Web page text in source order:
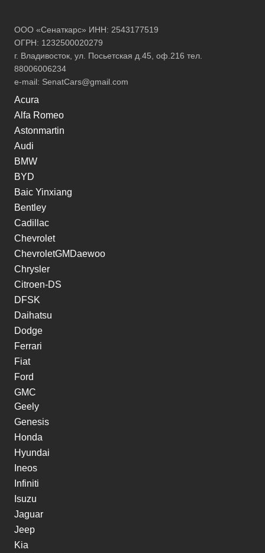
ООО «Сенаткарс» ИНН: 2543177519
ОГРН: 1232500020279
г. Владивосток, ул. Посьетская д.45, оф.216 тел.
88006006234
e-mail: SenatCars@gmail.com
Acura
Alfa Romeo
Astonmartin
Audi
BMW
BYD
Baic Yinxiang
Bentley
Cadillac
Chevrolet
ChevroletGMDaewoo
Chrysler
Citroen-DS
DFSK
Daihatsu
Dodge
Ferrari
Fiat
Ford
GMC
Geely
Genesis
Honda
Hyundai
Ineos
Infiniti
Isuzu
Jaguar
Jeep
Kia